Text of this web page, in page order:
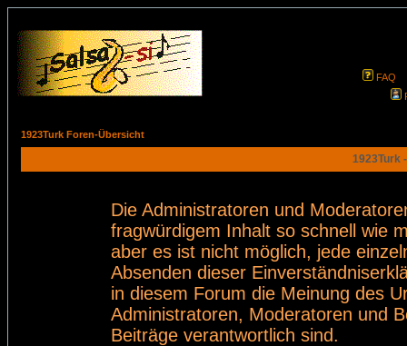
FAQ
1923Turk Foren-Übersicht
1923Turk
Die Administratoren und
fragwürdigem Inhalt so schnell wie
aber es ist nicht möglich, jede
Absenden dieser
in diesem Forum die Meinung des
Administratoren, Moderatoren und
Beiträge verantwortlich sind.